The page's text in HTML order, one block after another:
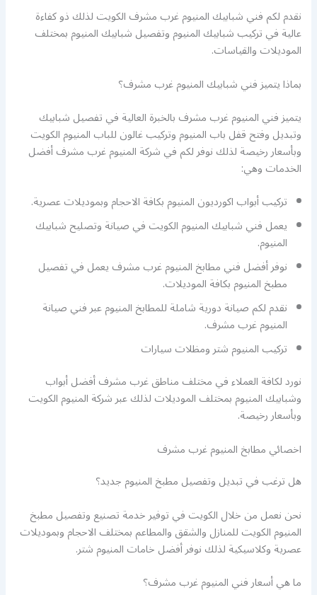
نقدم لكم فني شبابيك المنيوم غرب مشرف الكويت لذلك ذو كفاءة
عالية في تركيب شبابيك المنيوم وتفصيل شبابيك المنيوم بمختلف
الموديلات والقياسات.
بماذا يتميز فني شبابيك المنيوم غرب مشرف؟
يتميز فني المنيوم غرب مشرف بالخبرة العالية في تفصيل شبابيك
وتبديل وفتح قفل باب المنيوم وتركيب غالون للباب المنيوم الكويت
وبأسعار رخيصة لذلك نوفر لكم في شركة المنيوم غرب مشرف أفضل
الخدمات وهي:
تركيب أبواب اكورديون المنيوم بكافة الاحجام وبموديلات عصرية.
يعمل فني شبابيك المنيوم الكويت في صيانة وتصليح شبابيك
المنيوم.
نوفر أفضل فني مطابخ المنيوم غرب مشرف يعمل في تفصيل
مطبخ المنيوم بكافة الموديلات.
نقدم لكم صيانة دورية شاملة للمطابخ المنيوم عبر فني صيانة
المنيوم غرب مشرف.
تركيب المنيوم شتر ومظلات سيارات
نورد لكافة العملاء في مختلف مناطق غرب مشرف أفضل أبواب
وشبابيك المنيوم بمختلف الموديلات لذلك عبر شركة المنيوم الكويت
وبأسعار رخيصة.
اخصائي مطابخ المنيوم غرب مشرف
هل ترغب في تبديل وتفصيل مطبخ المنيوم جديد؟
نحن نعمل من خلال الكويت في توفير خدمة تصنيع وتفصيل مطبخ
المنيوم الكويت للمنازل والشقق والمطاعم بمختلف الاحجام وبموديلات
عصرية وكلاسيكية لذلك نوفر أفضل خامات المنيوم شتر.
ما هي أسعار فني المنيوم غرب مشرف؟